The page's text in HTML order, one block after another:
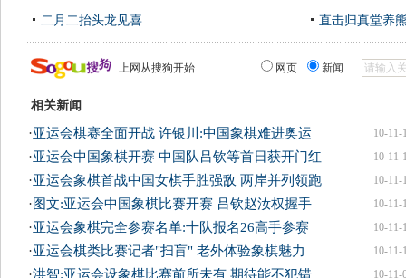
二月二抬头龙见喜 直击归真堂养
上网从搜狗开始 网页 新闻
相关新闻
10-11-
·亚运会棋赛全面开战 许银川:中国象棋难进奥运
10-11-
·亚运会中国象棋开赛 中国队吕钦等首日获开门红
10-11-
·亚运会象棋首战中国女棋手胜强敌 两岸并列领跑
10-11-
· 图文:亚运会中国象棋比赛开赛 吕钦赵汝权握手
10-11-
·亚运会象棋完全参赛名单:十队报名26高手参赛
10-11-
·亚运会棋类比赛记者"扫盲" 老外体验象棋魅力
10-11-
·洪智:亚运会设象棋比赛前所未有 期待能不犯错